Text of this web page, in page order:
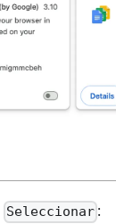
Seleccionar :